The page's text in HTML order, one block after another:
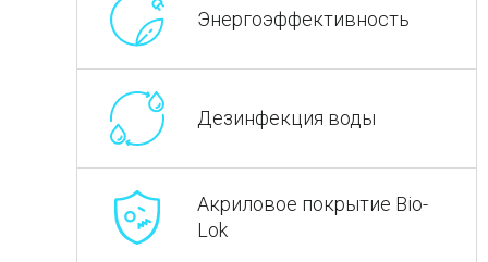
Энергоэффективность
Дезинфекция воды
Акриловое покрытие Bio-
Lok